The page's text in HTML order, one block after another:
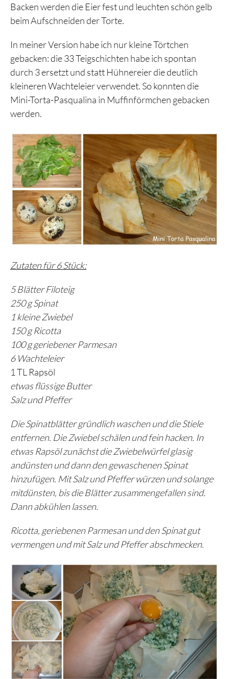
Backen werden die Eier fest und leuchten schön gelb
beim Aufschneiden der Torte.
In meiner Version habe ich nur kleine Törtchen
gebacken: die 33 Teigschichten habe ich spontan
durch 3 ersetzt und statt Hühnereier die deutlich
kleineren Wachteleier verwendet. So konnten die
Mini-Torta-Pasqualina in Muffinförmchen gebacken
werden.
Zutaten für 6 Stück:
5 Blätter Filoteig
250 g Spinat
1 kleine Zwiebel
150 g Ricotta
100 g geriebener Parmesan
6 Wachteleier
1 TL Rapsöl
etwas flüssige Butter
Salz und Pfeffer
Die Spinatblätter gründlich waschen und die Stiele
entfernen. Die Zwiebel schälen und fein hacken. In
etwas Rapsöl zunächst die Zwiebelwürfel glasig
andünsten und dann den gewaschenen Spinat
hinzufügen. Mit Salz und Pfeffer würzen und solange
mitdünsten, bis die Blätter zusammengefallen sind.
Dann abkühlen lassen.
Ricotta, geriebenen Parmesan und den Spinat gut
vermengen und mit Salz und Pfeffer abschmecken.